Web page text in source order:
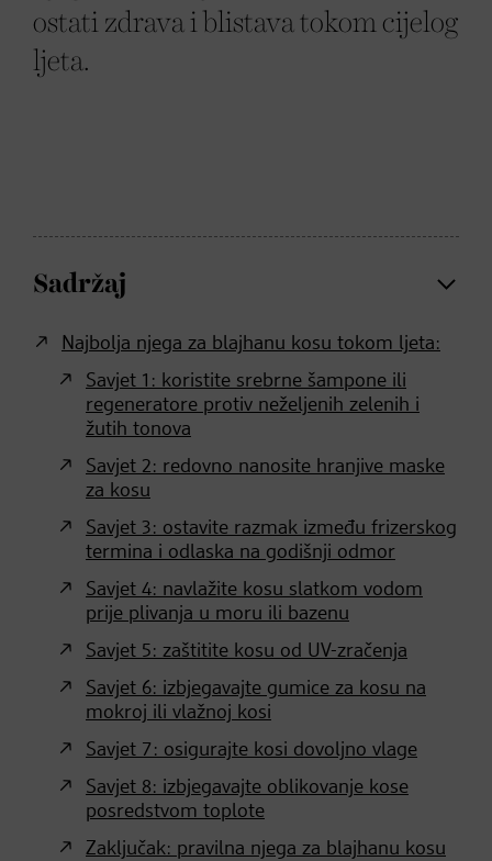
ostati zdrava i blistava tokom cijelog
ljeta.
Sadržaj
Najbolja njega za blajhanu kosu tokom ljeta:
Savjet 1: koristite srebrne šampone ili
regeneratore protiv neželjenih zelenih i
žutih tonova
Savjet 2: redovno nanosite hranjive maske
za kosu
Savjet 3: ostavite razmak između frizerskog
termina i odlaska na godišnji odmor
Savjet 4: navlažite kosu slatkom vodom
prije plivanja u moru ili bazenu
Savjet 5: zaštitite kosu od UV-zračenja
Savjet 6: izbjegavajte gumice za kosu na
mokroj ili vlažnoj kosi
Savjet 7: osigurajte kosi dovoljno vlage
Savjet 8: izbjegavajte oblikovanje kose
posredstvom toplote
Zaključak: pravilna njega za blajhanu kosu